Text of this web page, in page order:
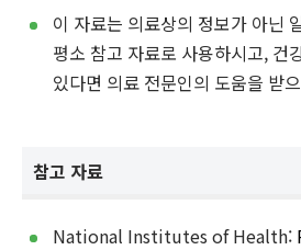
이 자료는 의료상의 정보가 아닌
평소 참고 자료로 사용하시고, 건
있다면 의료 전문인의 도움을 받
참고 자료
National Institutes of Health: